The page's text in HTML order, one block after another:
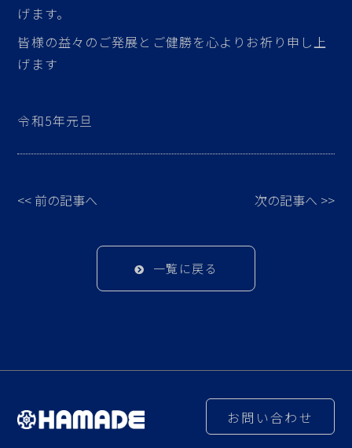
げます。
皆様の益々のご発展とご健勝を心よりお祈り申し上
げます
令和5年元旦
<< 前の記事へ 次の記事へ >>
一覧に戻る
お問い合わせ